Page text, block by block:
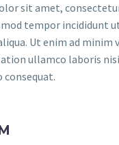
sit amet,
tempor incididunt
Ut enim ad minim
ullamco laboris
consequat.